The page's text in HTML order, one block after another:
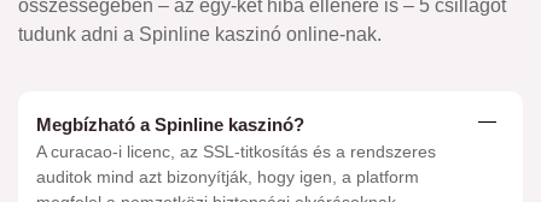
összességében – az egy-két hiba ellenére is – 5 csillagot
tudunk adni a Spinline kaszinó online-nak.
Megbízható a Spinline kaszinó?
A curacao-i licenc, az SSL-titkosítás és a rendszeres
auditok mind azt bizonyítják, hogy igen, a platform